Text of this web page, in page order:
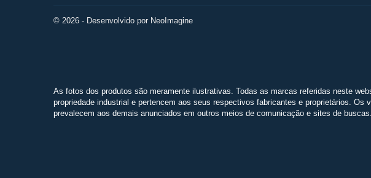
© 2026 - Desenvolvido por NeoImagine
As fotos dos produtos são meramente ilustrativas. Todas as marcas referidas neste
propriedade industrial e pertencem aos seus respectivos fabricantes e proprietários.
prevalecem aos demais anunciados em outros meios de comunicação e sites de buscas.